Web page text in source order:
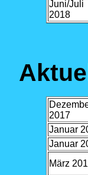
Juni/Juli
2018
2017
Januar
Januar
März